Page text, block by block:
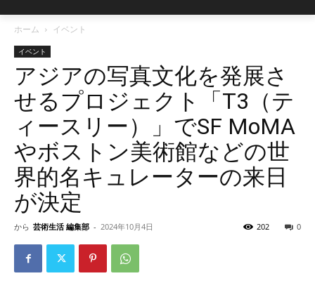
ホーム イベント
イベント
アジアの写真文化を発展さ
せるプロジェクト「T3（テ
ィースリー）」でSF MoMA
やボストン美術館などの世
界的名キュレーターの来日
が決定
から 芸術生活 編集部 - 2024年10月4日 0
202